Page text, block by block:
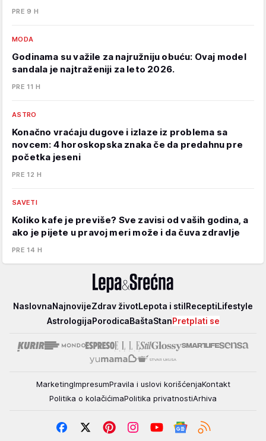
PRE 9 H
MODA
Godinama su važile za najružniju obuću: Ovaj model
sandala je najtraženiji za leto 2026.
PRE 11 H
ASTRO
Konačno vraćaju dugove i izlaze iz problema sa
novcem: 4 horoskopska znaka če da predahnu pre
početka jeseni
PRE 12 H
SAVETI
Koliko kafe je previše? Sve zavisi od vaših godina, a
ako je pijete u pravoj meri može i da čuva zdravlje
PRE 14 H
Lepa
NaslovnaNajnovijeZdrav životLepota i stilReceptiLifestyle
AstrologijaPorodicaBaštaStanPretplati se
MarketingImpresumPravila i uslovi korišćenjaKontakt
Politika o kolačićimaPolitika privatnostiArhiva